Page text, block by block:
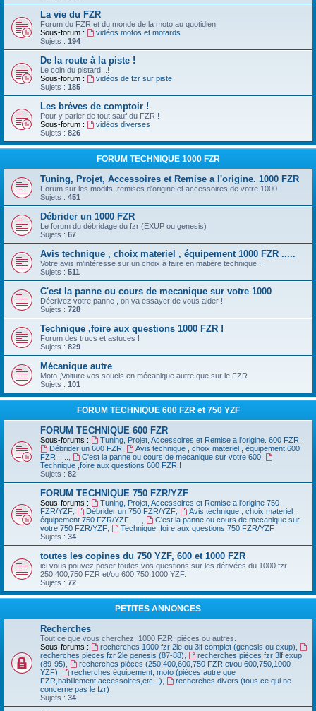
La vie du FZR
Forum du FZR et du monde de la moto au quotidien
Sous-forum :
vidéos motos et motards
Sujets : 194
De la route à la piste !
Le coin du pistard...!
Sous-forum :
vidéos de fzr sur piste
Sujets : 185
Les brèves de comptoir !
Pour y parler de tout,sauf du FZR !
Sous-forum :
vidéos diverses
Sujets : 826
FORUM TECHNIQUE 1000 FZR
Tuning, Projet, Accessoires et Remise a l'origine. 1000 FZR
Forum sur les modifs, remises d'origine et accessoires de votre 1000
Sujets : 451
Débrider un 1000 FZR
Le forum du débridage du fzr (EXUP ou genesis)
Sujets : 67
Avis technique , choix materiel , équipement 1000 FZR .....
Votre avis m’intéresse sur un choix à faire en matière technique !
Sujets : 511
C'est la panne ou cours de mecanique sur votre 1000
Décrivez votre panne , on va essayer de vous aider !
Sujets : 728
Technique ,foire aux questions 1000 FZR !
Forum des trucs et astuces !
Sujets : 829
Mécanique autre
Moto ,Voiture vos soucis en mécanique autre que sur le FZR
Sujets : 101
FORUM TECHNIQUE 600 FZR et 750 YZF
FORUM TECHNIQUE 600 FZR
Sous-forums : Tuning, Projet, Accessoires et Remise a l'origine. 600 FZR
Débrider un 600 FZR
Avis technique , choix materiel , équipement 600
FZR .....
C'est la panne ou cours de mecanique sur votre 600,
Technique ,foire aux questions 600 FZR !
Sujets : 82
FORUM TECHNIQUE 750 FZR/YZF
Sous-forums :
Tuning, Projet, Accessoires et Remise a l'origine 750
FZR/YZF
Débrider un 750 FZR/YZF,
Avis technique , choix materiel ,
équipement 750 FZR/YZF .....
C'est la panne ou cours de mecanique sur
votre 750 FZR/YZF
Technique ,foire aux questions 750 FZR/YZF
Sujets : 34
toutes les copines du 750 YZF, 600 et 1000 FZR
ici vous pouvez poser toutes vos questions sur les dérivées du 1000 fzr.
250,400,750 FZR et/ou 600,750,1000 YZF.
Sujets : 72
PETITES ANNONCES
Recherches
Tout ce que vous cherchez, 1000 FZR, pièces ou autres.
Sous-forums :
recherches 1000 fzr 2le ou 3lf complet (genesis ou exup)
recherches pièces fzr 2le genesis (87-88)
recherches pièces fzr 3lf exup
(89-95)
recherches pièces (250,400,600,750 FZR et/ou 600,750,1000
YZF)
recherches équipement, moto (pièces autre que
FZR,habillement,accessoires,etc...)
recherches divers (tous ce qui ne
concerne pas le fzr)
Sujets : 34